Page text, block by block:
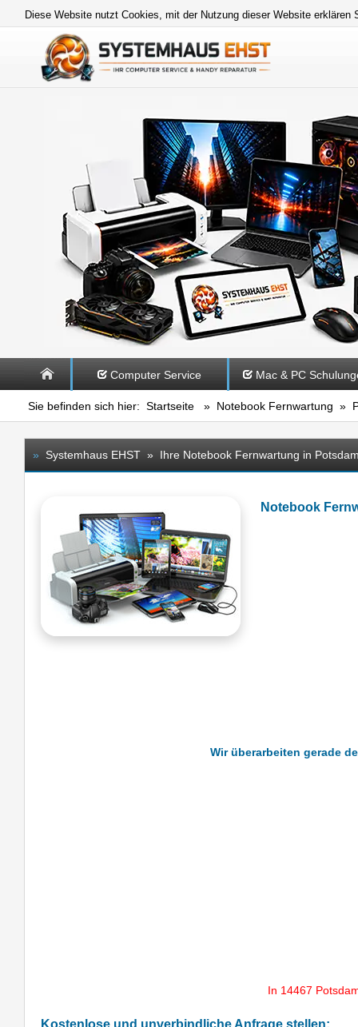
Diese Website nutzt Cookies, mit der Nutzung dieser Website
Computer Service Mac & PC
Sie befinden sich hier: Startseite » Notebook Fernwartung »
» Systemhaus EHST » Ihre Notebook Fernwartung in
Notebook
Wir überarbeiten gerade
In 14467
Kostenlose und unverbindliche Anfrage stellen: